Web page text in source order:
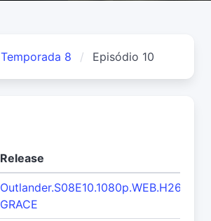
Temporada 8 Episódio 10
Release
Outlander.S08E10.1080p.WEB.H264-
GRACE